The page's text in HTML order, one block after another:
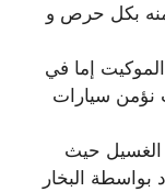
منه بكل حرص و
إما في
نؤمن سيارات
حيث
البخار